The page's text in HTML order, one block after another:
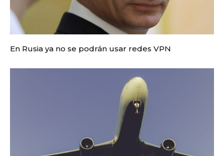
En Rusia ya no se podrán usar redes VPN